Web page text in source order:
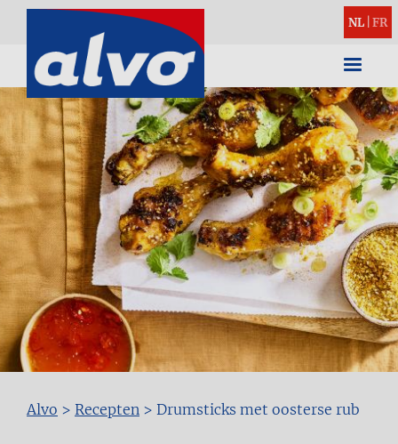
NL FR
Kruimelpad
Alvo > Recepten > Drumsticks met oosterse rub